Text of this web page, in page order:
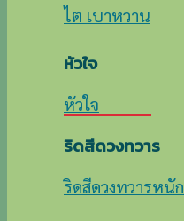
ไต เบาหวาน
หัวใจ
หัวใจ
ริดสีดวงทวาร
ริดสีดวงทวารหนัก